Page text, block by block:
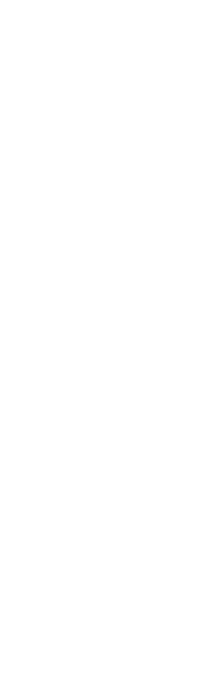
気記事
界の特徴と課
リフォームし